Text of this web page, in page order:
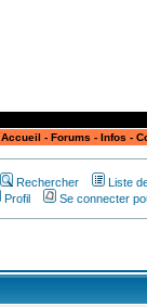
Accueil - Forums - Infos -
Rechercher
Liste
Profil
Se connecter